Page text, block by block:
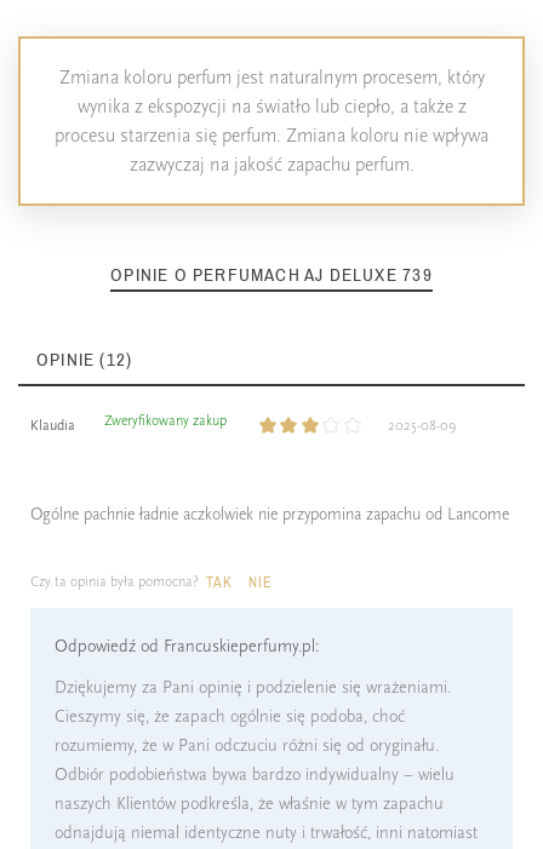
Zmiana koloru perfum jest naturalnym procesem, który
wynika z ekspozycji na światło lub ciepło, a także z
procesu starzenia się perfum. Zmiana koloru nie wpływa
zazwyczaj na jakość zapachu perfum.
OPINIE O PERFUMACH AJ DELUXE 739
OPINIE (12)
Klaudia Zweryfikowany zakup 2025-08-09
Ogólne pachnie ładnie aczkolwiek nie przypomina zapachu od Lancome
Czy ta opinia była pomocna? TAK NIE
Odpowiedź od Francuskieperfumy.pl:
Dziękujemy za Pani opinię i podzielenie się wrażeniami.
Cieszymy się, że zapach ogólnie się podoba, choć
rozumiemy, że w Pani odczuciu różni się od oryginału.
Odbiór podobieństwa bywa bardzo indywidualny – wielu
naszych Klientów podkreśla, że właśnie w tym zapachu
odnajdują niemal identyczne nuty i trwałość, inni natomiast